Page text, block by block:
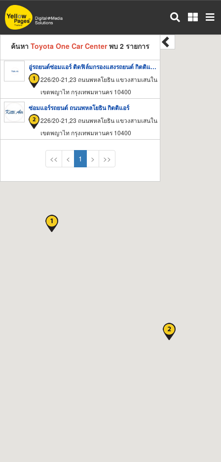
ข้าม
ไป
เนื้อหาค้นหาToyota One Car Centerพบ 2 รายการ
อู่รถยนต์ซ่อมแอร์ ติดฟิล์มกรองแสงรถยนต์ กิตติแอร์ ถนนพหลโยธิน
226/20-21,23 ถนนพหลโยธิน แขวงสามเสนใน
เขตพญาไท กรุงเทพมหานคร 10400
ซ่อมแอร์รถยนต์ ถนนพหลโยธิน กิตติแอร์
226/20-21,23 ถนนพหลโยธิน แขวงสามเสนใน
เขตพญาไท กรุงเทพมหานคร 10400
<< < 1 > >>